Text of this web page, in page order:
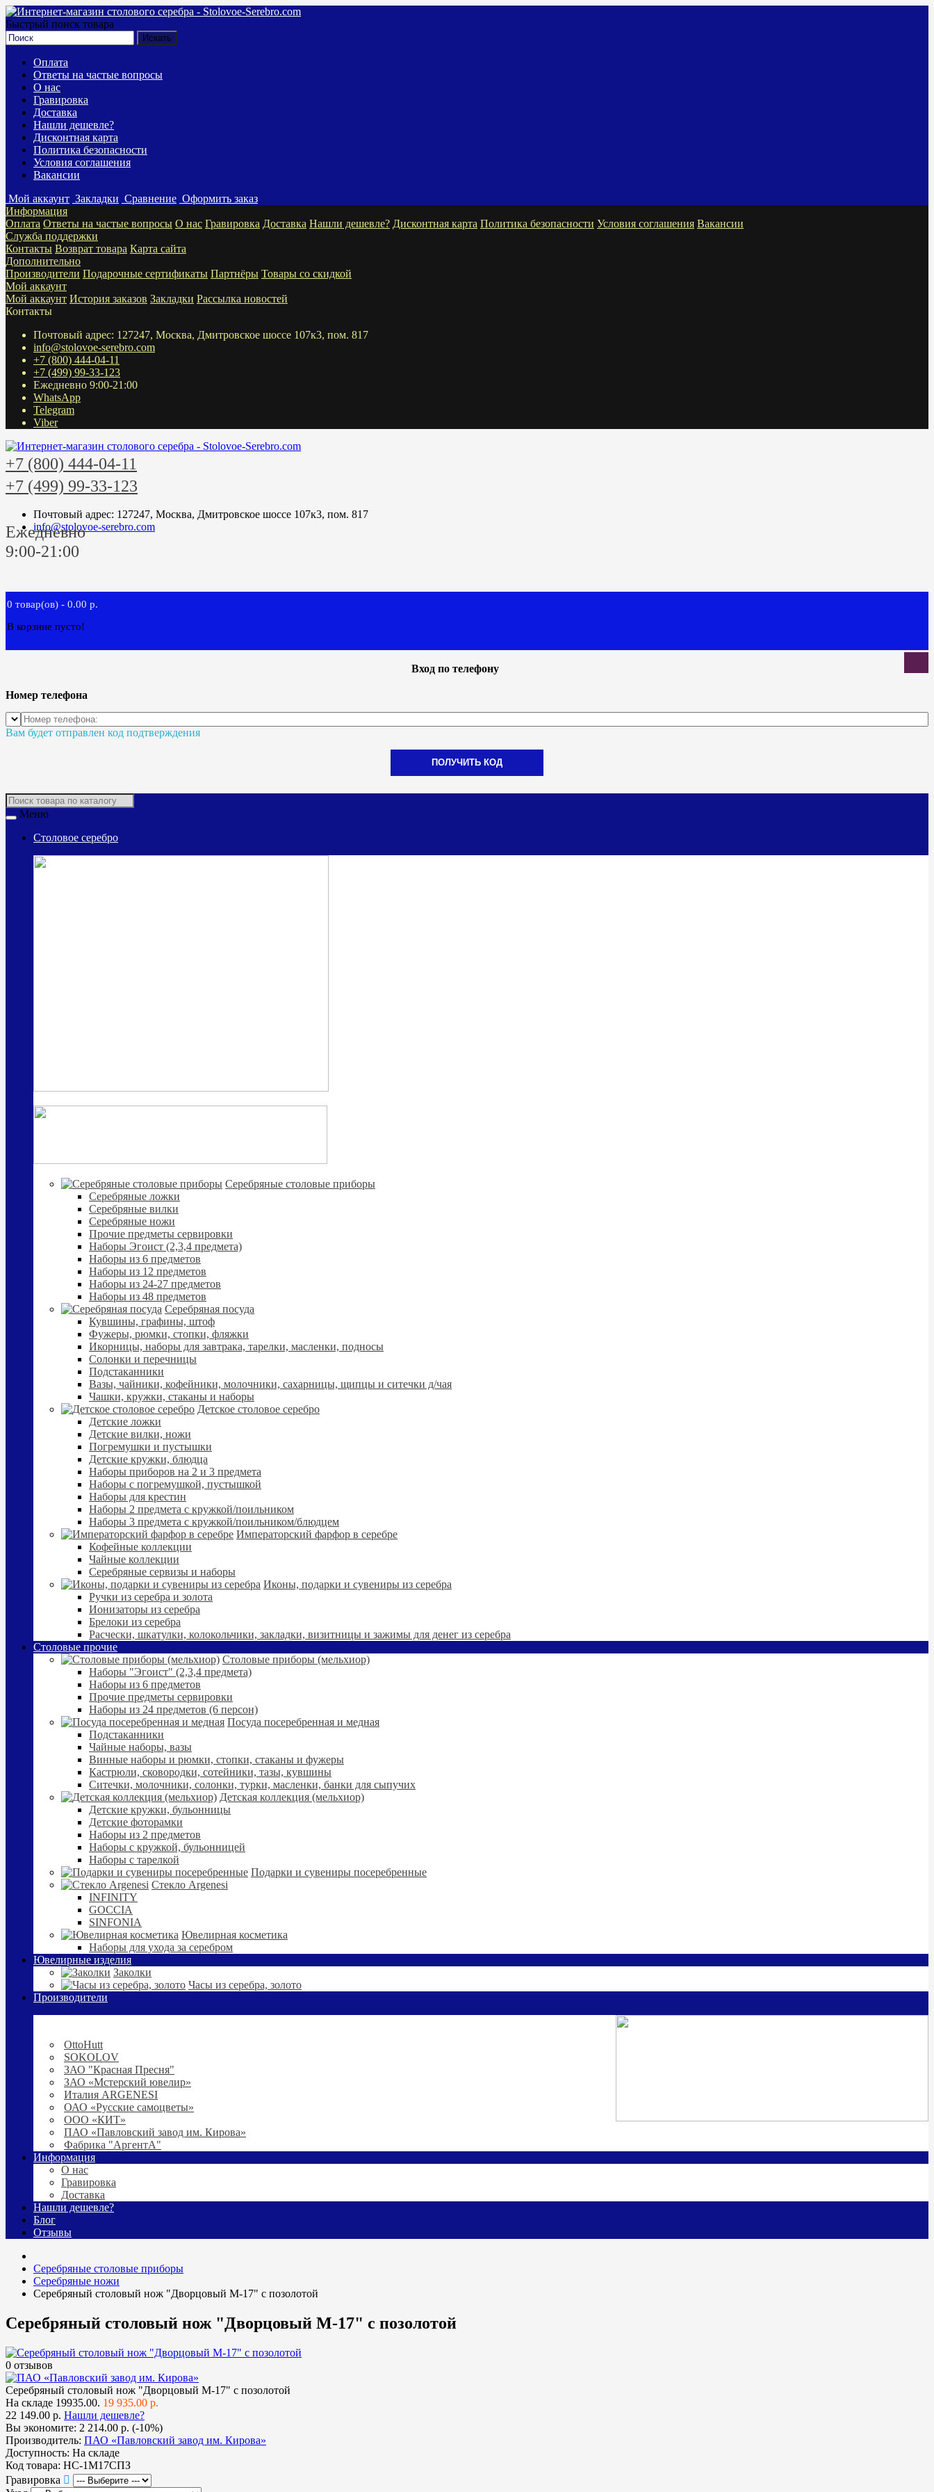
Быстрый поиск товара
Оплата
Ответы на частые вопросы
О нас
Гравировка
Доставка
Нашли дешевле?
Дисконтная карта
Политика безопасности
Условия соглашения
Вакансии
Мой аккаунт Закладки Сравнение Оформить заказ
Информация
Оплата Ответы на частые вопросы О нас Гравировка Доставка Нашли дешевле? Дисконтная карта Политика безопасности Условия соглашения Вакансии
Служба поддержки
Контакты Возврат товара Карта сайта
Дополнительно
Производители Подарочные сертификаты Партнёры Товары со скидкой
Мой аккаунт
Мой аккаунт История заказов Закладки Рассылка новостей
Контакты
Почтовый адрес: 127247, Москва, Дмитровское шоссе 107к3, пом. 817
info@stolovoe-serebro.com
+7 (800) 444-04-11
+7 (499) 99-33-123
Ежедневно 9:00-21:00
WhatsApp
Telegram
Viber
+7 (800) 444-04-11
+7 (499) 99-33-123
Почтовый адрес: 127247, Москва, Дмитровское шоссе 107к3, пом. 817
info@stolovoe-serebro.com
Ежедневно
9:00-21:00
0 товар(ов) - 0.00 р.
В корзине пусто!
Вход по телефону
Номер телефона
Вам будет отправлен код подтверждения
ПОЛУЧИТЬ КОД
Меню
Столовое серебро
Cеребряные столовые приборы
Серебряные ложки
Серебряные вилки
Серебряные ножи
Прочие предметы сервировки
Наборы Эгоист (2,3,4 предмета)
Наборы из 6 предметов
Наборы из 12 предметов
Наборы из 24-27 предметов
Наборы из 48 предметов
Серебряная посуда
Кувшины, графины, штоф
Фужеры, рюмки, стопки, фляжки
Икорницы, наборы для завтрака, тарелки, масленки, подносы
Солонки и перечницы
Подстаканники
Вазы, чайники, кофейники, молочники, сахарницы, щипцы и ситечки д/чая
Чашки, кружки, стаканы и наборы
Детское столовое серебро
Детские ложки
Детские вилки, ножи
Погремушки и пустышки
Детские кружки, блюдца
Наборы приборов на 2 и 3 предмета
Наборы с погремушкой, пустышкой
Наборы для крестин
Наборы 2 предмета с кружкой/поильником
Наборы 3 предмета с кружкой/поильником/блюдцем
Императорский фарфор в серебре
Кофейные коллекции
Чайные коллекции
Серебряные сервизы и наборы
Иконы, подарки и сувениры из серебра
Ручки из серебра и золота
Ионизаторы из серебра
Брелоки из серебра
Расчески, шкатулки, колокольчики, закладки, визитницы и зажимы для денег из серебра
Столовые прочие
Столовые приборы (мельхиор)
Наборы "Эгоист" (2,3,4 предмета)
Наборы из 6 предметов
Прочие предметы сервировки
Наборы из 24 предметов (6 персон)
Посуда посеребренная и медная
Подстаканники
Чайные наборы, вазы
Винные наборы и рюмки, стопки, стаканы и фужеры
Кастрюли, сковородки, сотейники, тазы, кувшины
Ситечки, молочники, солонки, турки, масленки, банки для сыпучих
Детская коллекция (мельхиор)
Детские кружки, бульонницы
Детские фоторамки
Наборы из 2 предметов
Наборы с кружкой, бульонницей
Наборы с тарелкой
Подарки и сувениры посеребренные
Стекло Argenesi
INFINITY
GOCCIA
SINFONIA
Ювелирная косметика
Наборы для ухода за серебром
Ювелирные изделия
Заколки
Часы из серебра, золото
Производители
OttoHutt
SOKOLOV
ЗАО "Красная Пресня"
ЗАО «Мстерский ювелир»
Италия ARGENESI
ОАО «Русские самоцветы»
ООО «КИТ»
ПАО «Павловский завод им. Кирова»
Фабрика "АргентА"
Информация
О нас
Гравировка
Доставка
Нашли дешевле?
Блог
Отзывы
Cеребряные столовые приборы
Серебряные ножи
Серебряный столовый нож "Дворцовый М-17" с позолотой
Серебряный столовый нож "Дворцовый М-17" с позолотой
0 отзывов
Серебряный столовый нож "Дворцовый М-17" с позолотой
На складе 19935.00. 19 935.00 р.
22 149.00 р. Нашли дешевле?
Вы экономите: 2 214.00 р. (-10%)
Производитель: ПАО «Павловский завод им. Кирова»
Доступность: На складе
Код товара: НС-1М17СПЗ
Гравировка